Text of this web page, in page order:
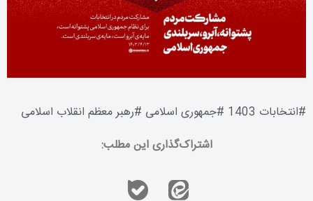
#انتخابات 1403 #جمهوری اسلامی #رهبر معظم انقلاب اسلامی
اشتراک‌گذاری این مطلب: